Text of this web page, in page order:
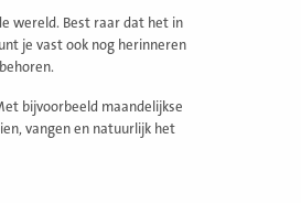
wereld. Best raar dat het in
je vast ook nog herinneren
bijvoorbeeld maandelijkse
vangen en natuurlijk het